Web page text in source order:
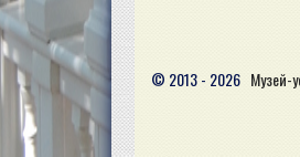
© 2013 - 2026 Музей-